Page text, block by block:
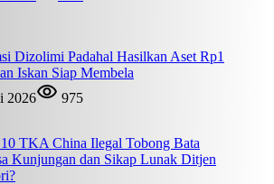
Dizolimi Padahal Hasilkan Aset Rp1
Iskan Siap Membela
2026
975
TKA China Ilegal Tobong Bata
Kunjungan dan Sikap Lunak Ditjen